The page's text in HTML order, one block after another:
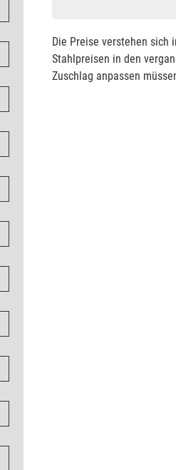
Die Preise verstehen sich
Stahlpreisen in den
Zuschlag anpassen